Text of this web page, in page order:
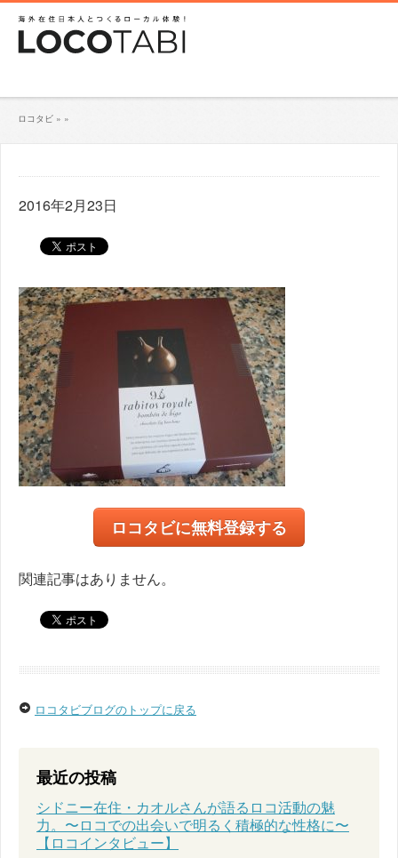
ロコタビ » »
2016年2月23日
ロコタビに無料登録する
関連記事はありません。
ロコタビブログのトップに戻る
最近の投稿
シドニー在住・カオルさんが語るロコ活動の魅
力。〜ロコでの出会いで明るく積極的な性格に〜
【ロコインタビュー】